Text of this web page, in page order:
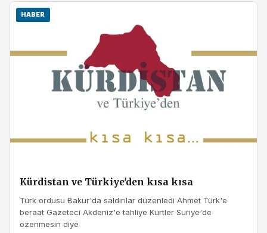
HABER
Kürdistan ve Türkiye'den kısa kısa
Türk ordusu Bakur'da saldırılar düzenledi Ahmet Türk'e
beraat Gazeteci Akdeniz'e tahliye Kürtler Suriye'de
özenmesin diye